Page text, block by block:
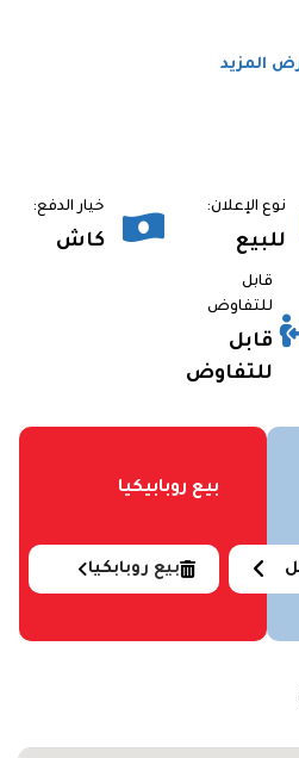
المزيد
نوع الإعلان:
للبيع
خيار الدفع:
كاش
قابل
للتفاوض
قابل
للتفاوض
بيع روبابيكيا
بيع روبابكيا